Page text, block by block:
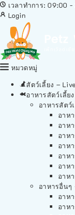
เวลาทำการ: 09:00
Login
หมวดหมู่
สัตว์เลี้ยง –
อาหารสัตว์เลี้ย
อาหารสัตว์
อาห
อาห
อาห
อาห
อาห
อาห
อาห
อาหารอื่นๆ
อาห
อาห